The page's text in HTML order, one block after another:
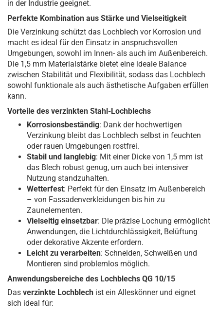
in der Industrie geeignet.
Perfekte Kombination aus Stärke und Vielseitigkeit
Die Verzinkung schützt das Lochblech vor Korrosion und
macht es ideal für den Einsatz in anspruchsvollen
Umgebungen, sowohl im Innen- als auch im Außenbereich.
Die 1,5 mm Materialstärke bietet eine ideale Balance
zwischen Stabilität und Flexibilität, sodass das Lochblech
sowohl funktionale als auch ästhetische Aufgaben erfüllen
kann.
Vorteile des verzinkten Stahl-Lochblechs
Korrosionsbeständig: Dank der hochwertigen
Verzinkung bleibt das Lochblech selbst in feuchten
oder rauen Umgebungen rostfrei.
Stabil und langlebig: Mit einer Dicke von 1,5 mm ist
das Blech robust genug, um auch bei intensiver
Nutzung standzuhalten.
Wetterfest: Perfekt für den Einsatz im Außenbereich
– von Fassadenverkleidungen bis hin zu
Zaunelementen.
Vielseitig einsetzbar: Die präzise Lochung ermöglicht
Anwendungen, die Lichtdurchlässigkeit, Belüftung
oder dekorative Akzente erfordern.
Leicht zu verarbeiten: Schneiden, Schweißen und
Montieren sind problemlos möglich.
Anwendungsbereiche des Lochblechs QG 10/15
Das verzinkte Lochblech ist ein Alleskönner und eignet
sich ideal für: